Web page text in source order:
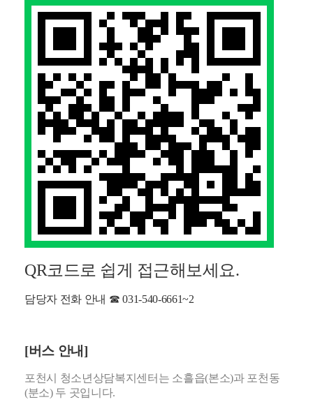
QR코드로 쉽게 접근해보세요.
담당자 전화 안내 ☎ 031-540-6661~2
[버스 안내]
포천시 청소년상담복지센터는 소흘읍(본소)과 포천동
(분소) 두 곳입니다.